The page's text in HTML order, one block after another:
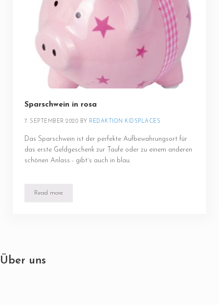
Sparschwein in rosa
7. SEPTEMBER 2020 BY REDAKTION KIDSPLACES
Das Sparschwein ist der perfekte Aufbewahrungsort für
das erste Geldgeschenk zur Taufe oder zu einem anderen
schönen Anlass - gibt´s auch in blau.
Read moreSparschwein in rosa
Über uns